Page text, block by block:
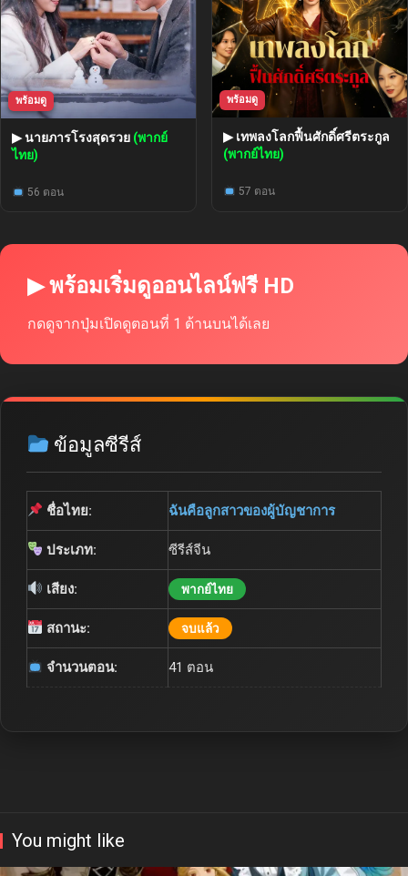
พร้อมดู
▶ นายภารโรงสุดรวย (พากย์
ไทย)
56 ตอน
พร้อมดู
▶ เทพลงโลกฟื้นศักดิ์ศรีตระกูล
(พากย์ไทย)
57 ตอน
▶ พร้อมเริ่มดูออนไลน์ฟรี HD
กดดูจากปุ่มเปิดดูตอนที่ 1 ด้านบนได้เลย
ข้อมูลซีรีส์
ชื่อไทย: ฉันคือลูกสาวของผู้บัญชาการ
ประเภท: ซีรีส์จีน
เสียง: พากย์ไทย
สถานะ: จบแล้ว
จำนวนตอน: 41 ตอน
You might like